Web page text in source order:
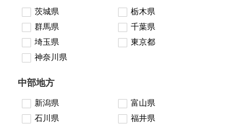
茨城県
栃木県
群馬県
千葉県
埼玉県
東京都
神奈川県
中部地方
新潟県
富山県
石川県
福井県